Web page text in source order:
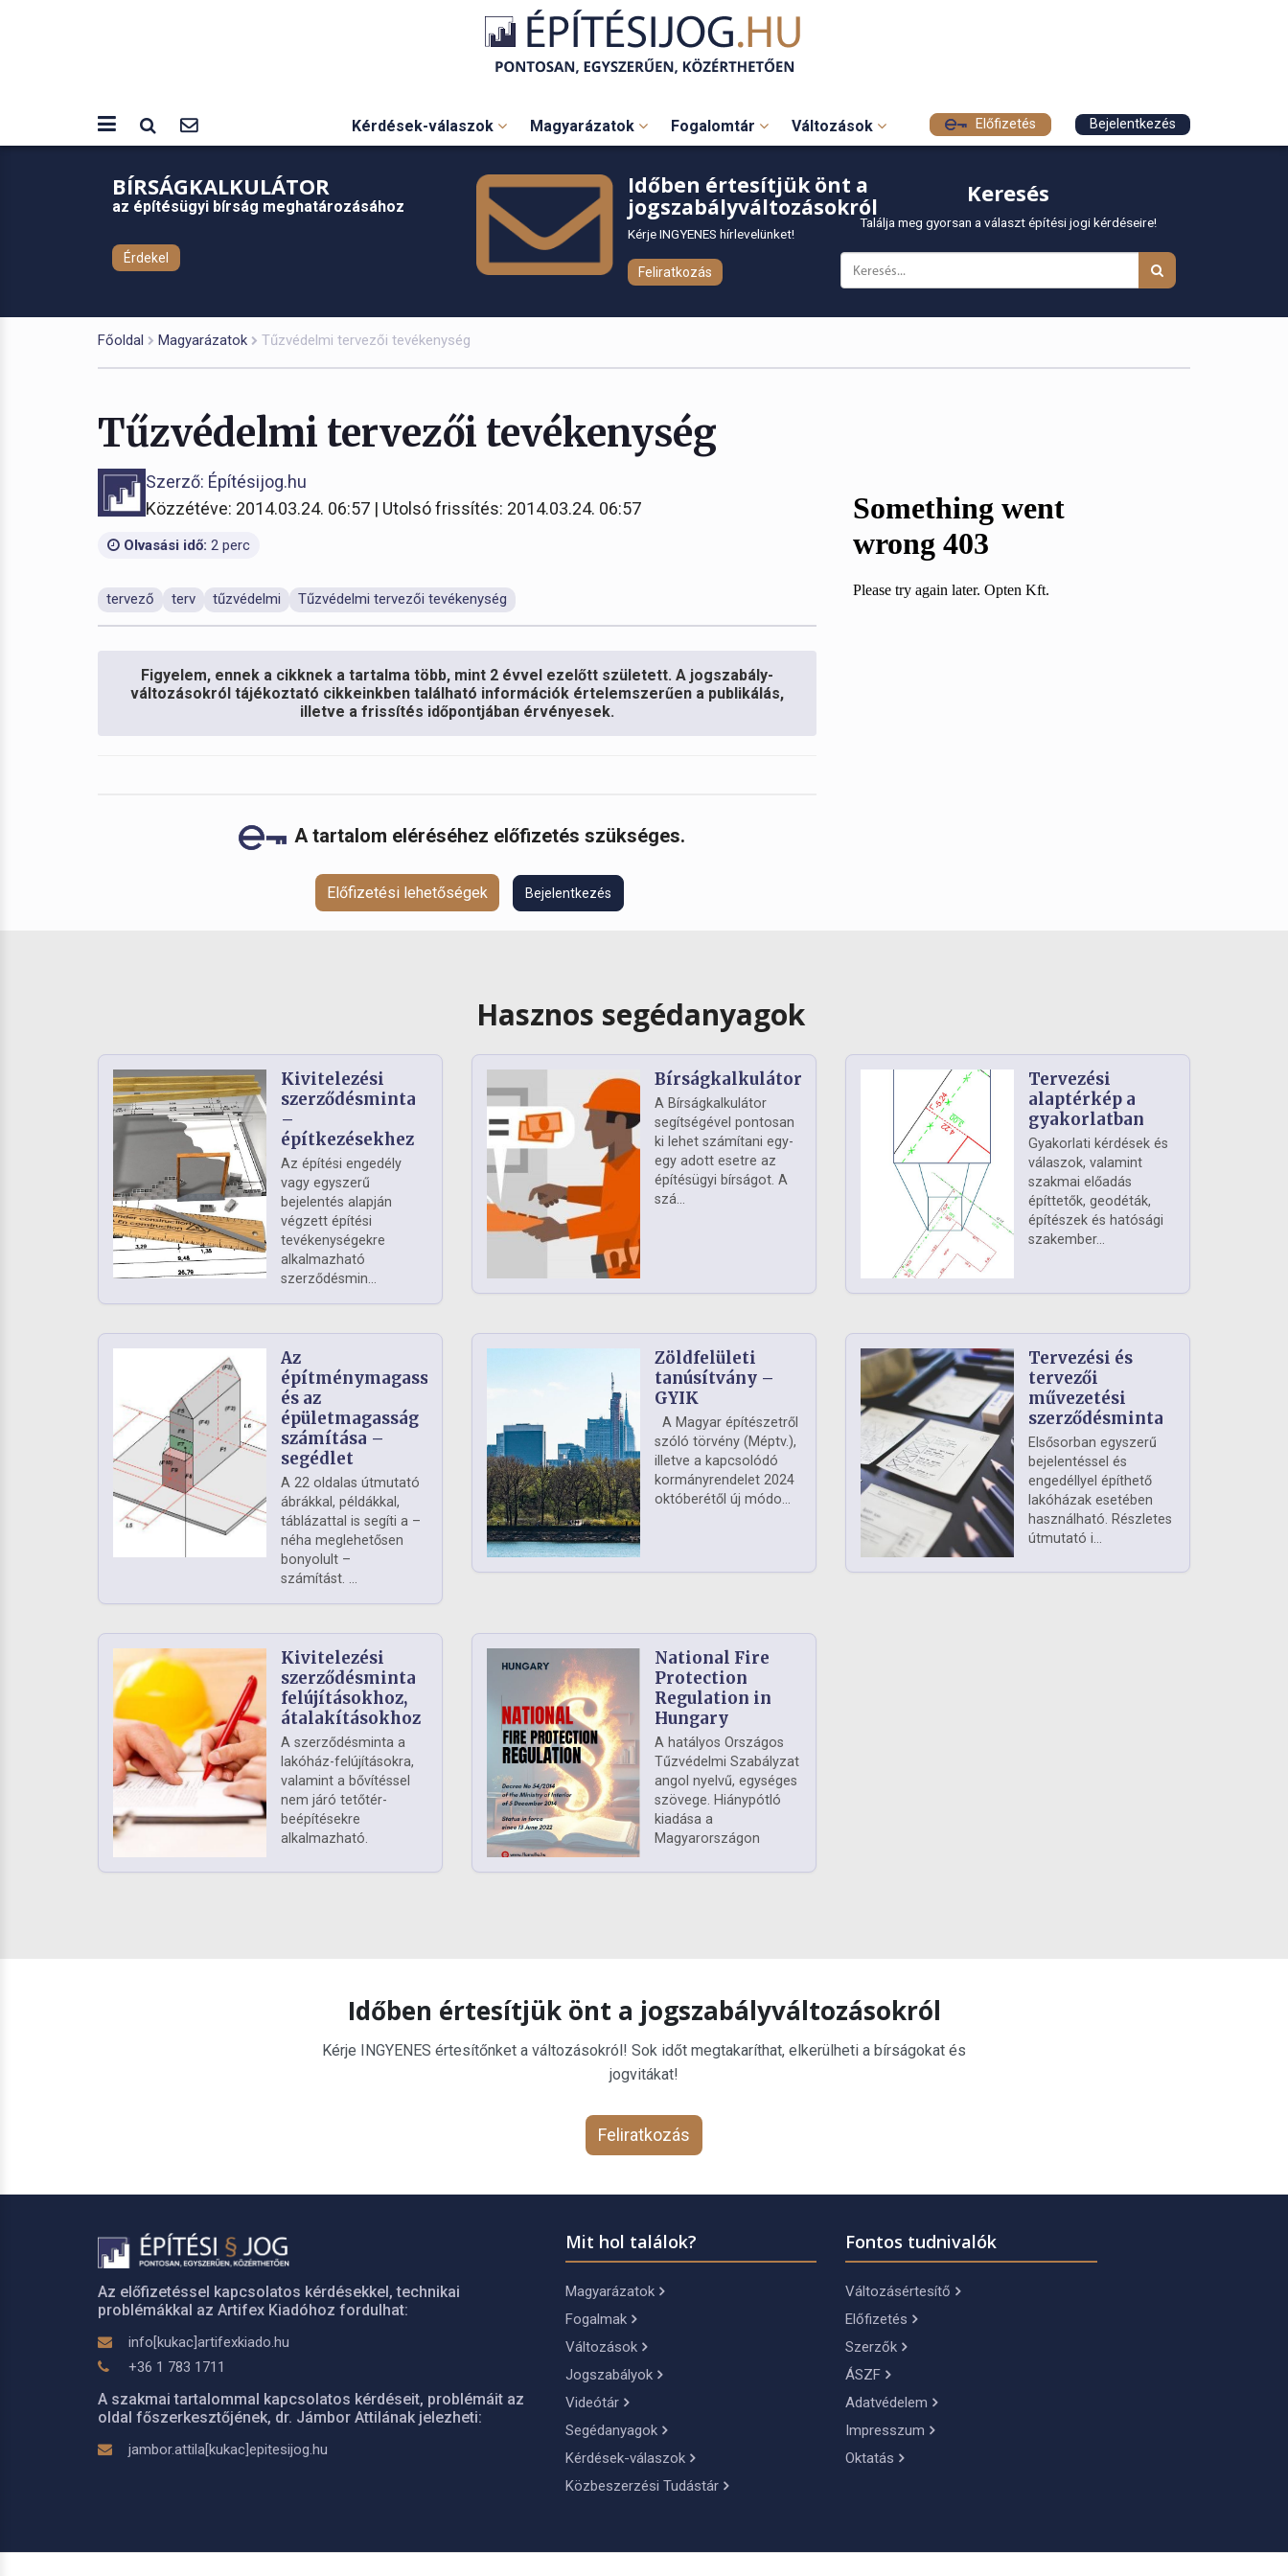
Kérdések-válaszok Magyarázatok Fogalomtár Változások Előfizetés Bejelentkezés
BÍRSÁGKALKULÁTOR
az építésügyi bírság meghatározásához
Érdekel
Időben értesítjük önt a
jogszabályváltozásokról
Kérje INGYENES hírlevelünket!
Feliratkozás
Keresés
Találja meg gyorsan a választ építési jogi kérdéseire!
Főoldal Magyarázatok Tűzvédelmi tervezői tevékenység
Tűzvédelmi tervezői tevékenység
Szerző: Építésijog.hu
Közzétéve: 2014.03.24. 06:57 | Utolsó frissítés: 2014.03.24. 06:57
Olvasási idő: 2 perc
tervező terv tűzvédelmi Tűzvédelmi tervezői tevékenység
Figyelem, ennek a cikknek a tartalma több, mint 2 évvel ezelőtt született. A jogszabály-
változásokról tájékoztató cikkeinkben található információk értelemszerűen a publikálás,
illetve a frissítés időpontjában érvényesek.
A tartalom eléréséhez előfizetés szükséges.
Előfizetési lehetőségek Bejelentkezés
Hasznos segédanyagok
Kivitelezési
szerződésminta
–
építkezésekhez
Az építési engedély
vagy egyszerű
bejelentés alapján
végzett építési
tevékenységekre
alkalmazható
szerződésmin...
Bírságkalkulátor
A Bírságkalkulátor
segítségével pontosan
ki lehet számítani egy-
egy adott esetre az
építésügyi bírságot. A
szá...
Tervezési
alaptérkép a
gyakorlatban
Gyakorlati kérdések és
válaszok, valamint
szakmai előadás
építtetők, geodéták,
építészek és hatósági
szakember...
Az
építménymagasság
és az
épületmagasság
számítása –
segédlet
A 22 oldalas útmutató
ábrákkal, példákkal,
táblázattal is segíti a –
néha meglehetősen
bonyolult –
számítást. ...
Zöldfelületi
tanúsítvány –
GYIK
A Magyar építészetről
szóló törvény (Méptv.),
illetve a kapcsolódó
kormányrendelet 2024
októberétől új módo...
Tervezési és
tervezői
művezetési
szerződésminta
Elsősorban egyszerű
bejelentéssel és
engedéllyel építhető
lakóházak esetében
használható. Részletes
útmutató i...
Kivitelezési
szerződésminta
felújításokhoz,
átalakításokhoz
A szerződésminta a
lakóház-felújításokra,
valamint a bővítéssel
nem járó tetőtér-
beépítésekre
alkalmazható.
National Fire
Protection
Regulation in
Hungary
A hatályos Országos
Tűzvédelmi Szabályzat
angol nyelvű, egységes
szövege. Hiánypótló
kiadása a
Magyarországon
Időben értesítjük önt a jogszabályváltozásokról
Kérje INGYENES értesítőnket a változásokról! Sok időt megtakaríthat, elkerülheti a bírságokat és
jogvitákat!
Feliratkozás
Az előfizetéssel kapcsolatos kérdésekkel, technikai
problémákkal az Artifex Kiadóhoz fordulhat:
info[kukac]artifexkiado.hu
+36 1 783 1711
A szakmai tartalommal kapcsolatos kérdéseit, problémáit az
oldal főszerkesztőjének, dr. Jámbor Attilának jelezheti:
jambor.attila[kukac]epitesijog.hu
Mit hol találok?
Magyarázatok
Fogalmak
Változások
Jogszabályok
Videótár
Segédanyagok
Kérdések-válaszok
Közbeszerzési Tudástár
Fontos tudnivalók
Változásértesítő
Előfizetés
Szerzők
ÁSZF
Adatvédelem
Impresszum
Oktatás